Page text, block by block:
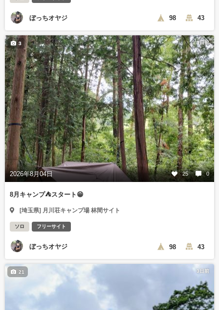
ぼっちオヤジ 98 43
3日前
2026年8月04日 25 0
3
8月キャンプ⛺️スタート😁
[埼玉県] 月川荘キャンプ場 林間サイト
ソロ フリーサイト
ぼっちオヤジ 98 43
3日前
21